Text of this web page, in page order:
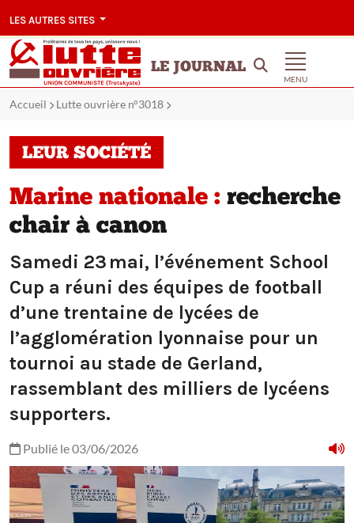
LES AUTRES SITES
LE JOURNAL
MENU
Accueil Lutte ouvrière n°3018
LEUR SOCIÉTÉ
Marine nationale : recherche
chair à canon
Samedi 23 mai, l’événement School
Cup a réuni des équipes de football
d’une trentaine de lycées de
l’agglomération lyonnaise pour un
tournoi au stade de Gerland,
rassemblant des milliers de lycéens
supporters.
Publié le 03/06/2026